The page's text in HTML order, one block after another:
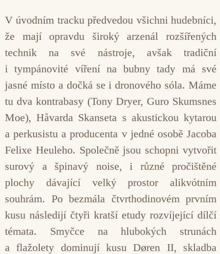
V úvodním tracku předvedou všichni hudebníci,
že mají opravdu široký arzenál rozšířených
technik na své nástroje, avšak tradiční
i tympánovité víření na bubny tady má své
jasné místo a dočká se i dronového sóla. Máme
tu dva kontrabasy (Tony Dryer, Guro Skumsnes
Moe), Håvarda Skanseta s akustickou kytarou
a perkusistu a producenta v jedné osobě Jacoba
Felixe Heuleho. Společně jsou schopni vytvořit
surový a špinavý noise, i různé pročištěné
plochy dávající velký prostor alikvótním
souhrám. Po bezmála čtvrthodinovém prvním
kusu následijí čtyři kratší etudy rozvíjející dílčí
témata. Smyčce na hlubokých strunách
a flažolety dominují kusu Døren II, skladba